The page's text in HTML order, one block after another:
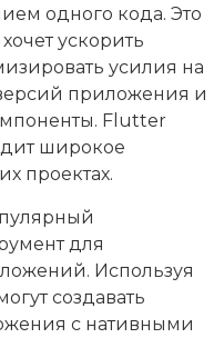
одного кода. Это
ускорить
усилия на
приложения и
Flutter
широкое
проектах.
для
Используя
создавать
с нативными